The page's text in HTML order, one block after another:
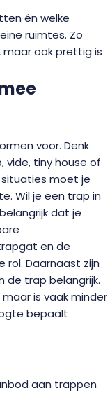
én welke
ruimtes. Zo
maar ook prettig is
voor. Denk
vide, tiny house of
moet je
Wil je een trap in
dat je
en de
rol. Daarnaast zijn
de trap belangrijk.
is vaak minder
bepaalt
aan trappen